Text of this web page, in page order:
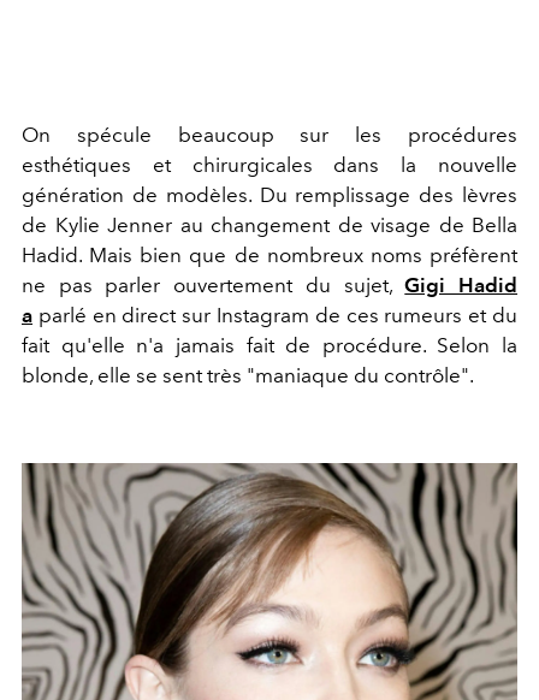
On spécule beaucoup sur les procédures
esthétiques et chirurgicales dans la nouvelle
génération de modèles. Du remplissage des lèvres
de Kylie Jenner au changement de visage de Bella
Hadid. Mais bien que de nombreux noms préfèrent
ne pas parler ouvertement du sujet,Gigi Hadid
a parlé en direct sur Instagram de ces rumeurs et du
fait qu'elle n'a jamais fait de procédure. Selon la
blonde, elle se sent très "maniaque du contrôle".